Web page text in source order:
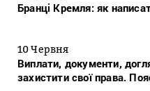
Бранці Кремля: як
10 Червня
Виплати, документи,
захистити свої права.